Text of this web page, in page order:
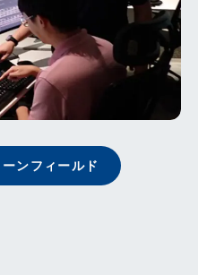
ーンフィールド